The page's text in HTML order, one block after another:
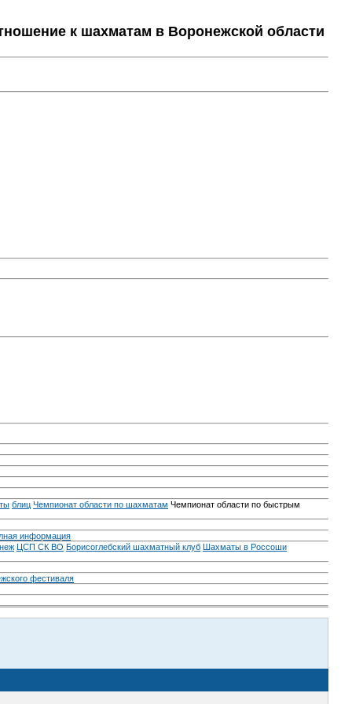
к шахматам в Воронежской области
блиц Чемпионат области по шахматам Чемпионат области по быстрым
информация
ЦСП СК ВО Борисоглебский шахматный клуб Шахматы в Россоши
фестиваля